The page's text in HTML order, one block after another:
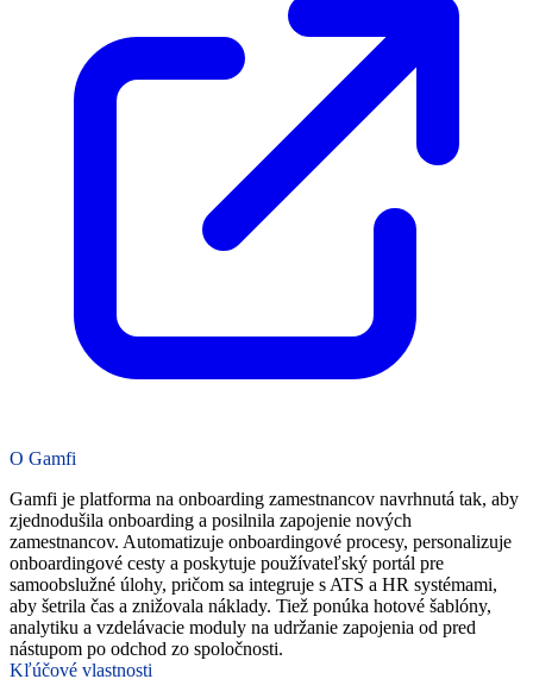
O Gamfi
Gamfi je platforma na onboarding zamestnancov navrhnutá tak, aby
zjednodušila onboarding a posilnila zapojenie nových
zamestnancov. Automatizuje onboardingové procesy, personalizuje
onboardingové cesty a poskytuje používateľský portál pre
samoobslužné úlohy, pričom sa integruje s ATS a HR systémami,
aby šetrila čas a znižovala náklady. Tiež ponúka hotové šablóny,
analytiku a vzdelávacie moduly na udržanie zapojenia od pred
nástupom po odchod zo spoločnosti.
Kľúčové vlastnosti